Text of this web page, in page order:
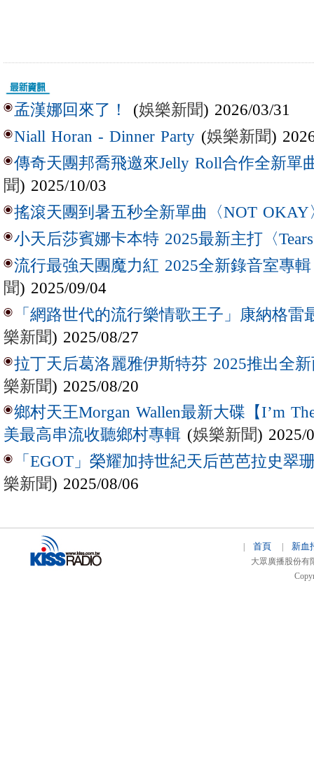
孟漢娜回來了！ (娛樂新聞) 2026/03/31
Niall Horan - Dinner Party (娛樂新聞)
傳奇天團邦喬飛邀來Jelly Roll合作全新單
聞) 2025/10/03
搖滾天團到暑五秒全新單曲〈NOT OKAY
小天后莎賓娜卡本特 2025最新主打〈
流行最強天團魔力紅 2025全新錄音室專
聞) 2025/09/04
「網路世代的流行樂情歌王子」康納格雷
樂新聞) 2025/08/27
拉丁天后葛洛麗雅伊斯特芬 2025推出全新
樂新聞) 2025/08/20
鄉村天王Morgan Wallen最新大碟【I’m
美最高串流收聽鄉村專輯 (娛樂新聞) 2025/
「EGOT」榮耀加持世紀天后芭芭拉史翠
樂新聞) 2025/08/06
首頁 新血
大眾廣播股份有